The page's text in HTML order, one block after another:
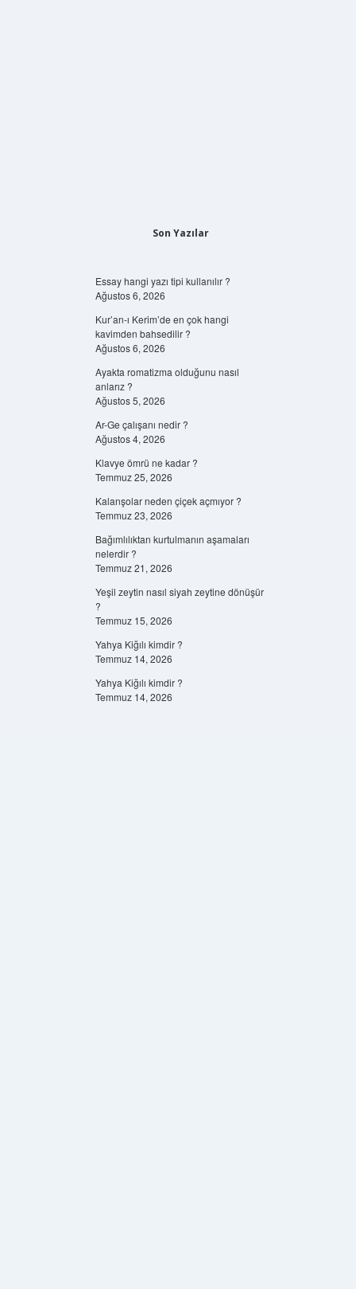
Son Yazılar
Essay hangi yazı tipi kullanılır ?
Ağustos 6, 2026
Kur’an-ı Kerim’de en çok hangi
kavimden bahsedilir ?
Ağustos 6, 2026
Ayakta romatizma olduğunu nasıl
anlarız ?
Ağustos 5, 2026
Ar-Ge çalışanı nedir ?
Ağustos 4, 2026
Klavye ömrü ne kadar ?
Temmuz 25, 2026
Kalanşolar neden çiçek açmıyor ?
Temmuz 23, 2026
Bağımlılıktan kurtulmanın aşamaları
nelerdir ?
Temmuz 21, 2026
Yeşil zeytin nasıl siyah zeytine dönüşür
?
Temmuz 15, 2026
Yahya Kiğılı kimdir ?
Temmuz 14, 2026
Yahya Kiğılı kimdir ?
Temmuz 14, 2026